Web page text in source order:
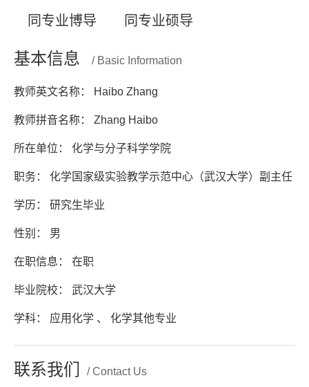
同专业博导 同专业硕导
基本信息 / Basic Information
教师英文名称： Haibo Zhang
教师拼音名称： Zhang Haibo
所在单位： 化学与分子科学学院
职务： 化学国家级实验教学示范中心（武汉大学）副主任
学历： 研究生毕业
性别： 男
在职信息： 在职
毕业院校： 武汉大学
学科： 应用化学 、 化学其他专业
联系我们 / Contact Us